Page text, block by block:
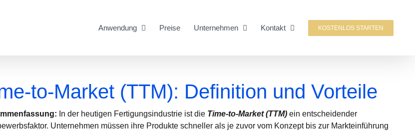
Anwendung Preise Unternehmen Kontakt KOSTENLOS STARTEN
to-Market (TTM): Definition und Vorteile
In der heutigen Fertigungsindustrie ist die Time-to-Market (TTM) ein entscheidender
Unternehmen müssen ihre Produkte schneller als je zuvor vom Konzept bis zur Markteinführung